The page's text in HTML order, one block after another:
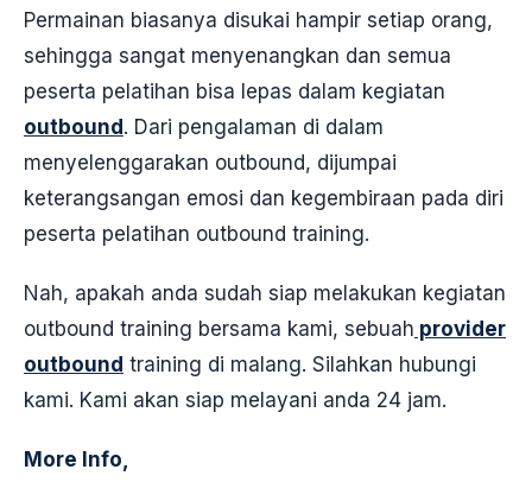
Permainan biasanya disukai hampir setiap orang,
sehingga sangat menyenangkan dan semua
peserta pelatihan bisa lepas dalam kegiatan
outbound . Dari pengalaman di dalam
menyelenggarakan outbound, dijumpai
keterangsangan emosi dan kegembiraan pada diri
peserta pelatihan outbound training.
Nah, apakah anda sudah siap melakukan kegiatan
outbound training bersama kami, sebuah provider
outbound training di malang. Silahkan hubungi
kami. Kami akan siap melayani anda 24 jam.
More Info,